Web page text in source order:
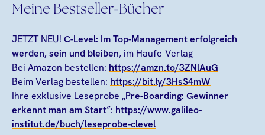
Meine Bestseller-Bücher
JETZT NEU! C-Level: Im Top-Management erfolgreich
werden, sein und bleiben, im Haufe-Verlag
Bei Amazon bestellen: https://amzn.to/3ZNlAuG
Beim Verlag bestellen: https://bit.ly/3HsS4mW
Ihre exklusive Leseprobe „Pre-Boarding: Gewinner
erkennt man am Start”: https://www.galileo-
institut.de/buch/leseprobe-clevel